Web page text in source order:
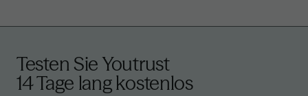
Testen Sie Youtrust
14 Tage lang kostenlos